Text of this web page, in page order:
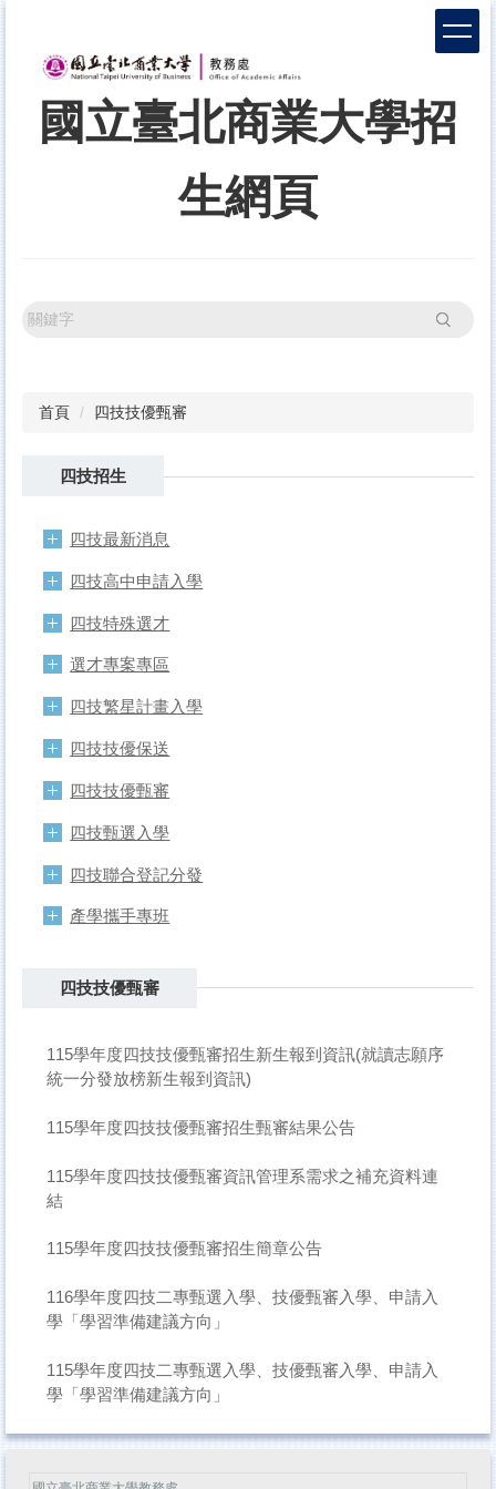
國立臺北商業大學招
生網頁
搜尋
首頁 四技技優甄審
四技招生
四技最新消息
四技高中申請入學
四技特殊選才
選才專案專區
四技繁星計畫入學
四技技優保送
四技技優甄審
四技甄選入學
四技聯合登記分發
產學攜手專班
四技技優甄審
115學年度四技技優甄審招生新生報到資訊(就讀志願序
統一分發放榜新生報到資訊)
115學年度四技技優甄審招生甄審結果公告
115學年度四技技優甄審資訊管理系需求之補充資料連
結
115學年度四技技優甄審招生簡章公告
116學年度四技二專甄選入學、技優甄審入學、申請入
學「學習準備建議方向」
115學年度四技二專甄選入學、技優甄審入學、申請入
學「學習準備建議方向」